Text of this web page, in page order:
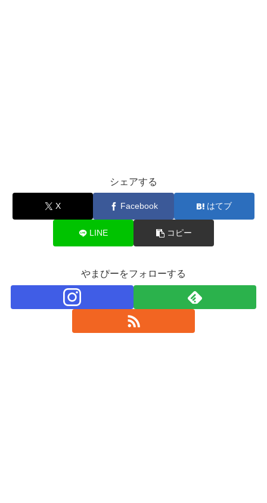
シェアする
X Facebook はてブ
LINE コピー
やまぴーをフォローする